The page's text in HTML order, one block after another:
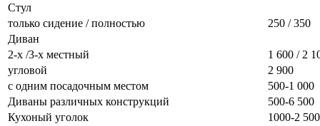
Стул
только сидение / полностью
250 / 350
Диван
2-х /3-х местный
1 600 / 2
угловой
2 900
с одним посадочным местом
500-1 000
Диваны различных конструкций
500-6 500
Кухоный уголок
1000-2 500